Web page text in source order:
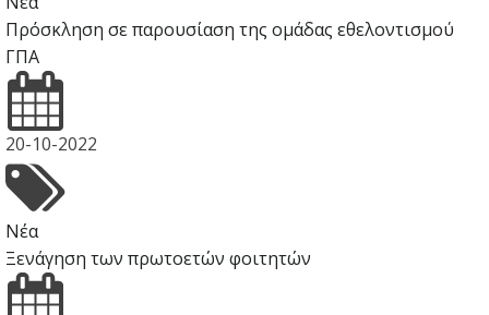
Πρόσκληση σε παρουσίαση της ομάδας εθελοντισμού
ΓΠΑ
20-10-2022
Νέα
Ξενάγηση των πρωτοετών φοιτητών